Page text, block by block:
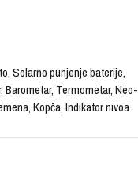
Solarno punjenje baterije,
Termometar, Neo-
Kopča, Indikator nivoa